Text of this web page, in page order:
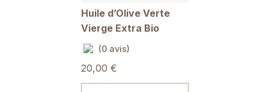
Huile d’Olive Verte
Vierge Extra Bio
(0 avis)
20,00 €